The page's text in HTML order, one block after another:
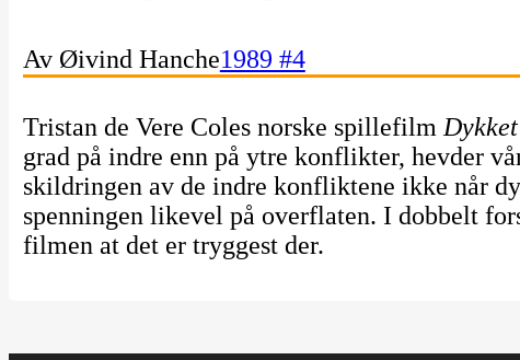
Av Øivind Hanche1989 #4
Tristan de Vere Coles norske spillefilmDykket
grad på indre enn på ytre konflikter, hevder
skildringen av de indre konfliktene ikke når
spenningen likevel på overflaten. I dobbelt
filmen at det er tryggest der.